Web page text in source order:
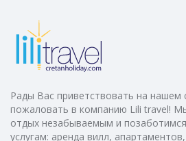
Рады Вас приветствовать на нашем
пожаловать в компанию Lili travel!
отдых незабываемым и
услугам: аренда вилл,